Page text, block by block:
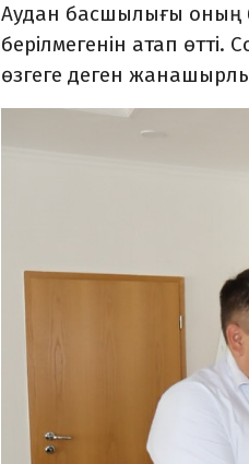
Аудан басшылығы оның
берілмегенін атап
өзгеге деген